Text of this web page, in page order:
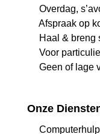
Overdag,
Afspraak op
Haal & breng
Voor
Geen of lage
Onze